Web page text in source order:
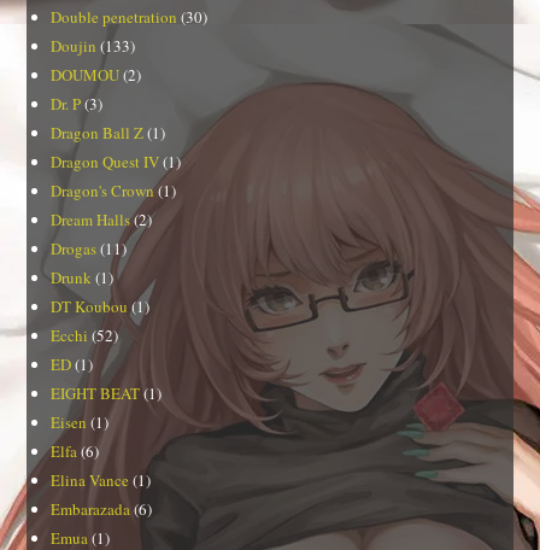
Double penetration (30)
Doujin (133)
DOUMOU(2)
Dr. P(3)
Dragon Ball Z(1)
Dragon Quest IV(1)
Dragon's Crown(1)
Dream Halls(2)
Drogas(11)
Drunk (1)
DT Koubou(1)
Ecchi (52)
ED(1)
EIGHT BEAT(1)
Eisen (1)
Elfa(6)
Elina Vance (1)
Embarazada(6)
Emua(1)